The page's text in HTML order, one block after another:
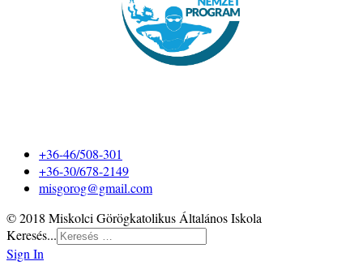
+36-46/508-301
+36-30/678-2149
misgorog@gmail.com
© 2018 Miskolci Görögkatolikus Általános Iskola
Keresés...
Sign In